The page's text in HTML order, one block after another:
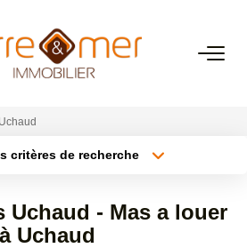
Uchaud
critères de recherche
Surface min
Uchaud - Mas a louer
à Uchaud